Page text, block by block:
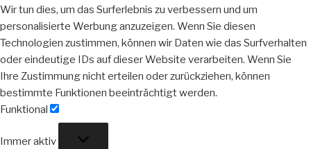
Wir tun dies, um das Surferlebnis zu verbessern und um
personalisierte Werbung anzuzeigen. Wenn Sie diesen
Technologien zustimmen, können wir Daten wie das Surfverhalten
oder eindeutige IDs auf dieser Website verarbeiten. Wenn Sie
Ihre Zustimmung nicht erteilen oder zurückziehen, können
bestimmte Funktionen beeinträchtigt werden.
Funktional
Immer aktiv